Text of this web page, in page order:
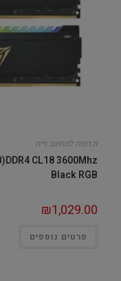
זכרונות למחשב נייח
CL18 3600Mhz
Black RGB
₪1,029.00
פרטים נוספים